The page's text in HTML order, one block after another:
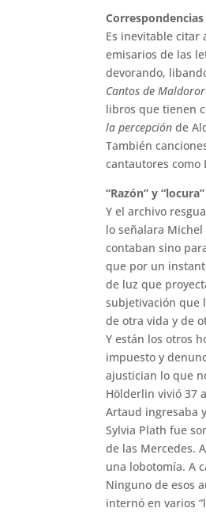
Correspondencias
Es inevitable citar
emisarios de las
devorando,
Cantos de Maldoror
libros que tienen
la percepción de
También
cantautores como
“Razón” y “locura”
Y el archivo
lo señalara
contaban sino
que por un
de luz que
subjetivación que
de otra vida y de
Y están los otros
impuesto y
ajustician lo que
Hölderlin vivió 37
Artaud ingresaba
Sylvia Plath fue
de las Mercedes.
una lobotomía. A
Ninguno de esos
internó en varios